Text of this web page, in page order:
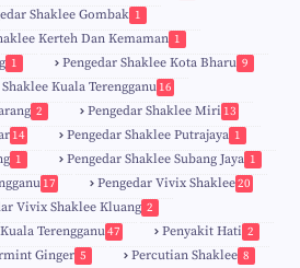
Shaklee Gombak 1
Kerteh Dan Kemaman 1
1 Pengedar Shaklee Kota Bharu 9
Kuala Terengganu 16
4
2 Pengedar Shaklee Miri 13
1
14
0
Pengedar Shaklee Putrajaya 1
1 Pengedar Shaklee Subang Jaya 1
17 Pengedar Vivix Shaklee20
Vivix Shaklee Kluang 2
Terengganu47 Penyakit Hati 2
Ginger 5 Percutian Shaklee 8